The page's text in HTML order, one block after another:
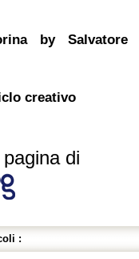
by Salvatore
creativo
di
: